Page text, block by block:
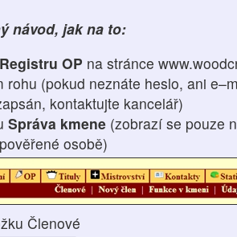
návod, jak na to:
Registru OP na stránce
rohu (pokud neznáte heslo, ani
kontaktujte kancelář)
Správa kmene (zobrazí se pouze
osobě)
Členové